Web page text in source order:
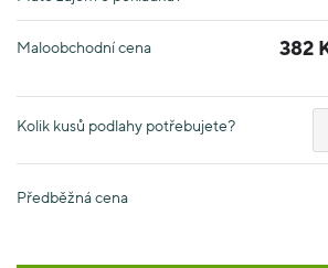
Maloobchodní cena 382
Kolik kusů podlahy potřebujete?
Předběžná cena